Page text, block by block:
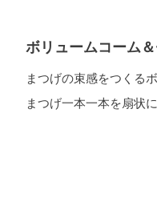
ボリュームコーム
まつげの束感をつくる
まつげ一本一本を扇状